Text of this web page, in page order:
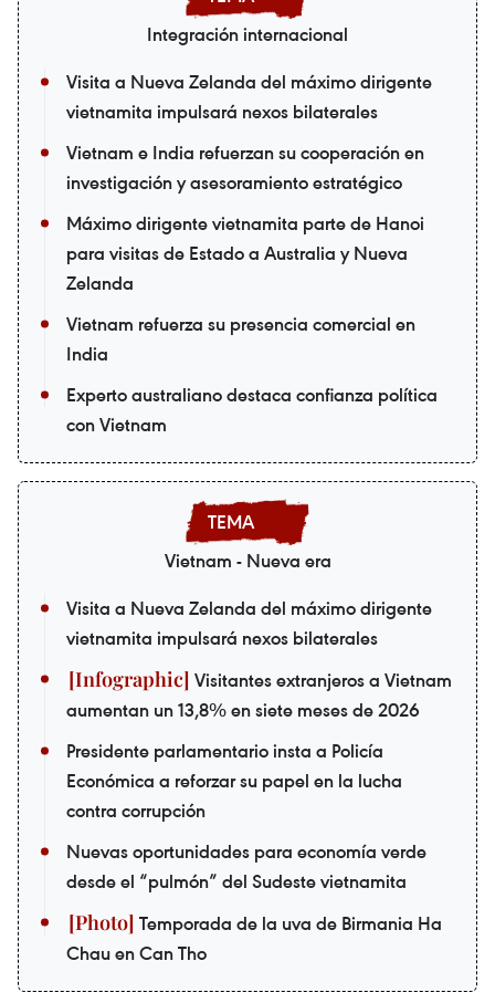
Integración internacional
Visita a Nueva Zelanda del máximo dirigente
vietnamita impulsará nexos bilaterales
Vietnam e India refuerzan su cooperación en
investigación y asesoramiento estratégico
Máximo dirigente vietnamita parte de Hanoi
para visitas de Estado a Australia y Nueva
Zelanda
Vietnam refuerza su presencia comercial en
India
Experto australiano destaca confianza política
con Vietnam
Vietnam - Nueva era
Visita a Nueva Zelanda del máximo dirigente
vietnamita impulsará nexos bilaterales
Visitantes extranjeros a Vietnam
aumentan un 13,8% en siete meses de 2026
Presidente parlamentario insta a Policía
Económica a reforzar su papel en la lucha
contra corrupción
Nuevas oportunidades para economía verde
desde el “pulmón” del Sudeste vietnamita
Temporada de la uva de Birmania Ha
Chau en Can Tho